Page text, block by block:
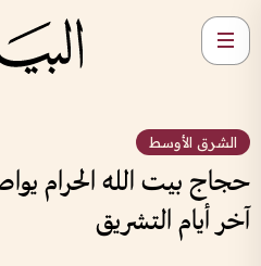
الشرق الأوسط
حجاج بيت الله الحرام
آخر أيام التشريق